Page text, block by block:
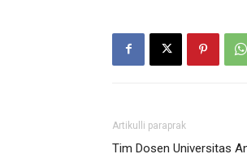
Artikulli paraprak
Tim Dosen Universitas